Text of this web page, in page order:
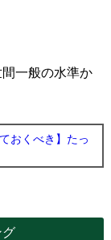
一般の水準か
おくべき】たっ